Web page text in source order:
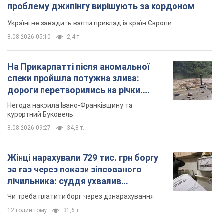
проблему джипінгу вирішують за кордоном
Україні не завадить взяти приклад із країн Європи
8.08.2026 05:10 2,4 т.
На Прикарпатті після аномальної
спеки пройшла потужна злива:
дороги перетворились на річки.
Відео
Негода накрила Івано-Франківщину та
курортний Буковель
8.08.2026 09:27 34,8 т.
Жінці нарахували 729 тис. грн боргу
за газ через покази зіпсованого
лічильника: суддя ухвалив
неочікуване рішення
Чи треба платити борг через донарахування
12 годин тому 31,6 т.